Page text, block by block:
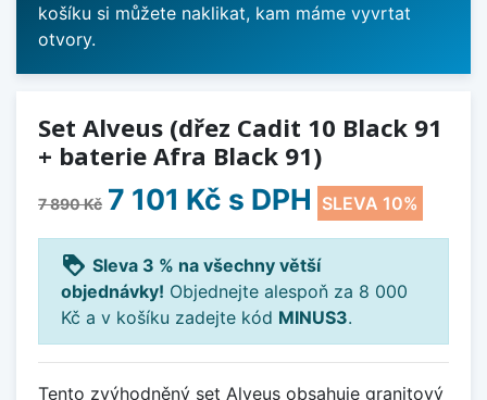
košíku si můžete naklikat, kam máme vyvrtat
otvory.
Set Alveus (dřez Cadit 10 Black 91
+ baterie Afra Black 91)
7 890 Kč 7 101 Kč s DPH SLEVA 10%
loyalty Sleva 3 % na všechny větší
objednávky! Objednejte alespoň za 8 000
Kč a v košíku zadejte kód MINUS3.
Tento zvýhodněný set Alveus obsahuje granitový